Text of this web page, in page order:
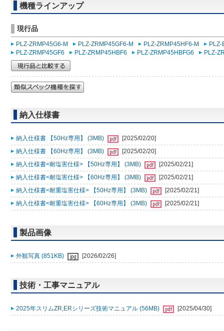
機種ラインアップ
現行品
PLZ-ZRMP45G6-M PLZ-ZRMP45GF6-M PLZ-ZRMP45HF6-M
PLZ-ZRMP45GF6
PLZ-ZRMP45HBF6 PLZ-ZRMP45HBFG6 PLZ-
納入仕様書
納入仕様書 【50Hz専用】 (3MB)
[2025/02/20]
納入仕様書 【60Hz専用】 (3MB)
[2025/02/20]
納入仕様書<耐塩害仕様> 【50Hz専用】 (3MB)
[2025/02/21]
納入仕様書<耐塩害仕様> 【60Hz専用】 (3MB)
[2025/02/21]
納入仕様書<耐重塩害仕様> 【50Hz専用】 (3MB)
[2025/02/21]
納入仕様書<耐重塩害仕様> 【60Hz専用】 (3MB)
[2025/02/21]
製品画像
外観写真 (851KB) [2026/02/26]
技術・工事マニュアル
2025年スリムZR,ERシリーズ技術マニュアル (56MB) [2025/04/30]